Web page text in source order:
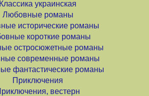
Классика украинская
Любовные романы
исторические романы
короткие романы
остросюжетные романы
современные романы
фантастические романы
Приключения
вестерн